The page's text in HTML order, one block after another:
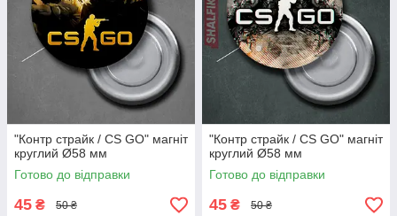
"Контр страйк / CS GO" магніт
круглий Ø58 мм
Готово до відправки
45 ₴ 50 ₴
"Контр страйк / CS GO" магніт
круглий Ø58 мм
Готово до відправки
45 ₴ 50 ₴